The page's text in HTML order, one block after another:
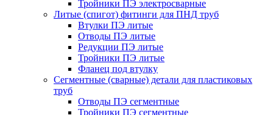
Тройники ПЭ электросварные
Литые (спигот) фитинги для ПНД труб
Втулки ПЭ литые
Отводы ПЭ литые
Редукции ПЭ литые
Тройники ПЭ литые
Фланец под втулку
Сегментные (сварные) детали для пластиковых
труб
Отводы ПЭ сегментные
Тройники ПЭ сегментные